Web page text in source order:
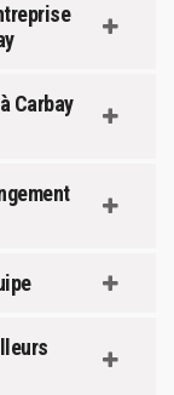
Carbay